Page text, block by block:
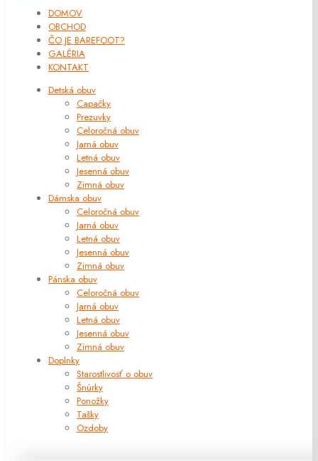
DOMOV
OBCHOD
ČO JE BAREFOOT?
GALÉRIA
KONTAKT
Detská obuv
Capačky
Prezuvky
Celoročná obuv
Jarná obuv
Letná obuv
Jesenná obuv
Zimná obuv
Dámska obuv
Celoročná obuv
Jarná obuv
Letná obuv
Jesenná obuv
Zimná obuv
Pánska obuv
Celoročná obuv
Jarná obuv
Letná obuv
Jesenná obuv
Zimná obuv
Doplnky
Starostlivosť o obuv
Šnúrky
Ponožky
Tašky
Ozdoby